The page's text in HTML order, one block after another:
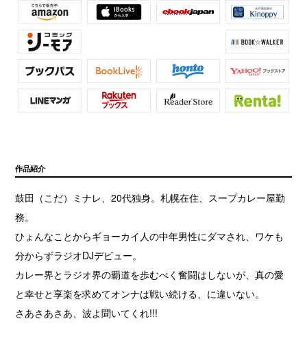
作品紹介
鼓田（こだ）ミナレ、20代独身。札幌在住、スープカレー屋勤
務。
ひょんなことからギョーカイ人の中年男性にダマされ、ワケも
分からずラジオDJデビュー。
カレー界とラジオ界の覇道を歩むべく奮闘はしないが、真の愛
と幸せと享楽を求めてオンナは戦い続ける、に違いない。
さあさあさあ、波よ聞いてくれ!!!